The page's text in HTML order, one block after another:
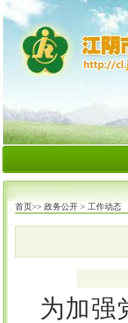
首页>> 政务公开> 工作动态
为加强